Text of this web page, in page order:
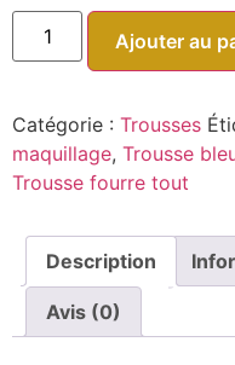
Ajouter au
Catégorie : Trousses
maquillage, Trousse
Trousse fourre tout
Description
Avis (0)